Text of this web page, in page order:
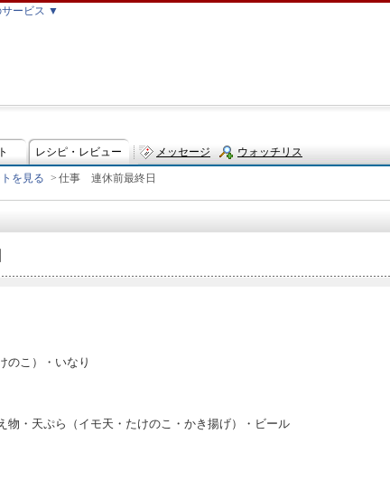
サービス ▼
レシピ・レビュー メッセージ ウォッチリス
を見る > 仕事 連休前最終日
のこ）・いなり
・天ぷら（イモ天・たけのこ・かき揚げ）・ビール